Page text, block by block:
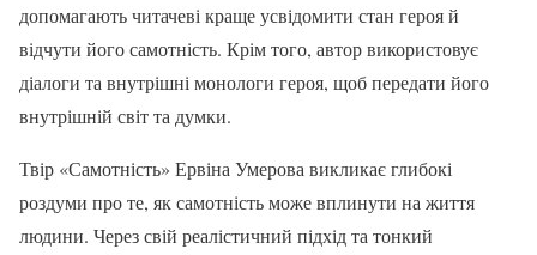
допомагають читачеві краще усвідомити стан героя й
відчути його самотність. Крім того, автор використовує
діалоги та внутрішні монологи героя, щоб передати його
внутрішній світ та думки.
Твір «Самотність» Ервіна Умерова викликає глибокі
роздуми про те, як самотність може вплинути на життя
людини. Через свій реалістичний підхід та тонкий